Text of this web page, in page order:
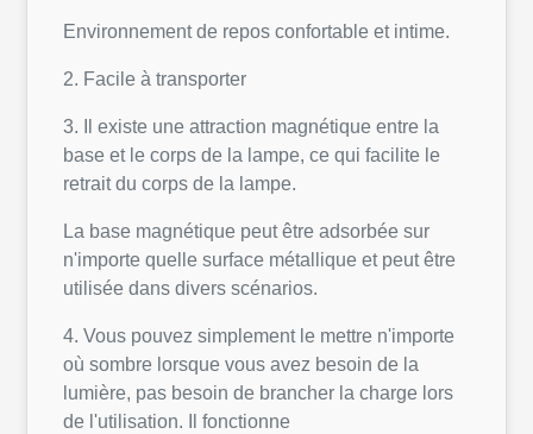
Environnement de repos confortable et intime.
2. Facile à transporter
3. Il existe une attraction magnétique entre la
base et le corps de la lampe, ce qui facilite le
retrait du corps de la lampe.
La base magnétique peut être adsorbée sur
n'importe quelle surface métallique et peut être
utilisée dans divers scénarios.
4. Vous pouvez simplement le mettre n'importe
où sombre lorsque vous avez besoin de la
lumière, pas besoin de brancher la charge lors
de l'utilisation. Il fonctionne